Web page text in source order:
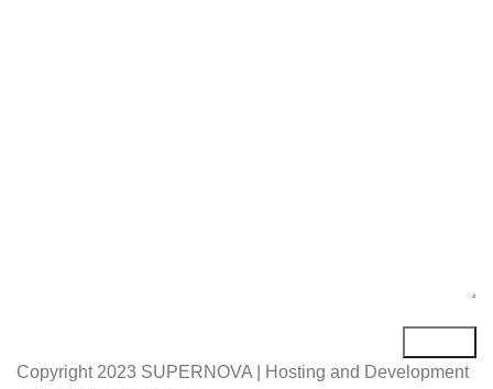
Copyright 2023 SUPERNOVA | Hosting and Development